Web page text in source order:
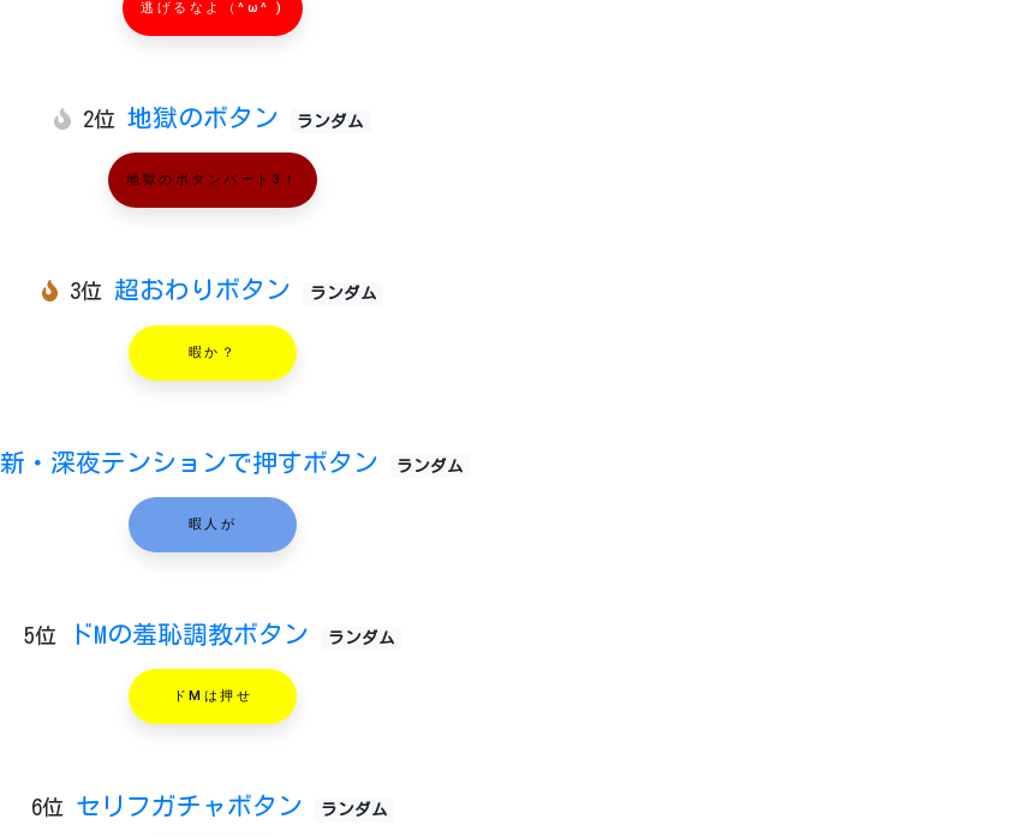
逃げるなよ（^ω^ )
2位 地獄のボタン ランダム
地獄のボタンパート3！
3位 超おわりボタン ランダム
暇か？
新・深夜テンションで押すボタン ランダム
暇人が
5位 ドMの羞恥調教ボタン ランダム
ドMは押せ
6位 セリフガチャボタン ランダム